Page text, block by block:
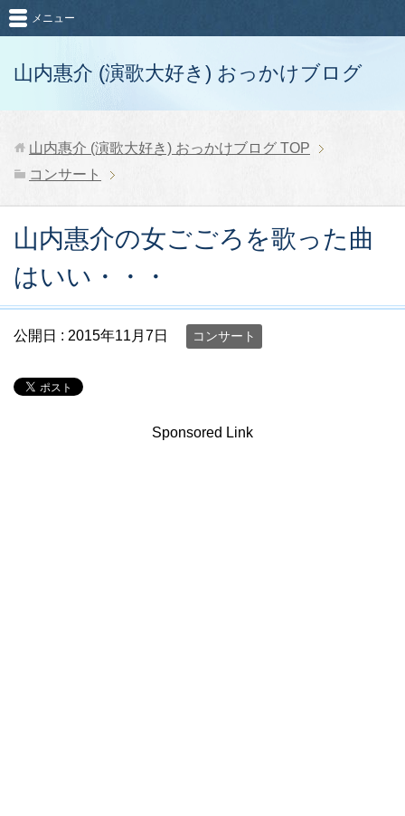
山内惠介 (演歌大好き) おっかけブログ
メニュー
山内惠介 (演歌大好き) おっかけブログ TOP
コンサート
山内惠介の女ごごろを歌った曲
はいい・・・
公開日 : 2015年11月7日 コンサート
Sponsored Link